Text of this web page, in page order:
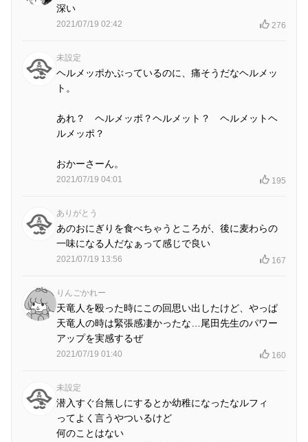
深い
2021/07/19 02:42 276
未設定
ヘルメッポかぶっているのに、痛そうだなヘルメッ
ト。
あれ？ ヘルメッポ？ヘルメット？ ヘルメットヘ
ルメッポ？
おかーさーん。
2021/07/19 04:01 195
ありがとう
あのおにぎりを食べちゃうところが、後に麦わらの
一味になる人だなぁって感じで良い
2021/07/19 13:56 167
りんごかれー
天竜人を殴った時にこの回思い出したけど、やっぱ
天竜人の時は緊張感凄かったな…尾田先生のパワー
アップを実感するぜ
2021/07/19 01:40 160
未設定
潜入すぐ台無しにするとか幼稚になったなルフィ
ってよく言うやついるけど
何のことはない